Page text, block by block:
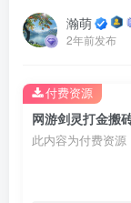
瀚萌
2年前发布
网游剑灵打金搬
此内容为付费资
付费资源